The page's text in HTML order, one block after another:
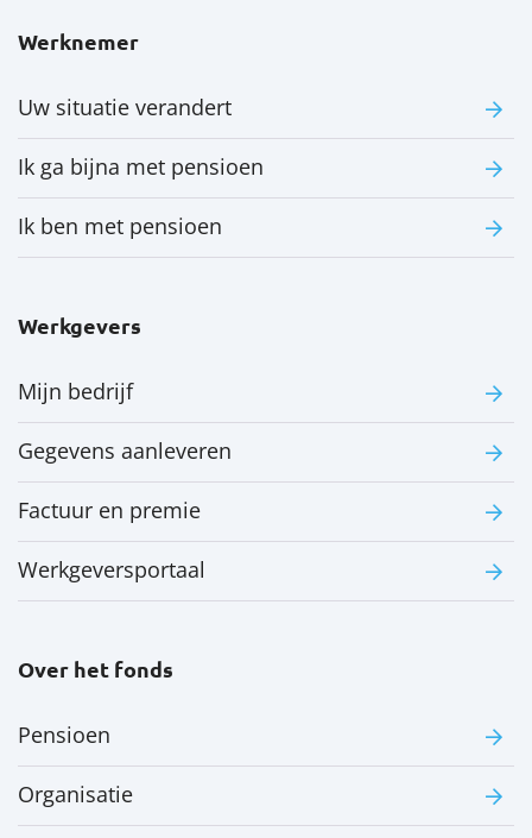
Werknemer
Uw situatie verandert
Ik ga bijna met pensioen
Ik ben met pensioen
Werkgevers
Mijn bedrijf
Gegevens aanleveren
Factuur en premie
Werkgeversportaal
Over het fonds
Pensioen
Organisatie